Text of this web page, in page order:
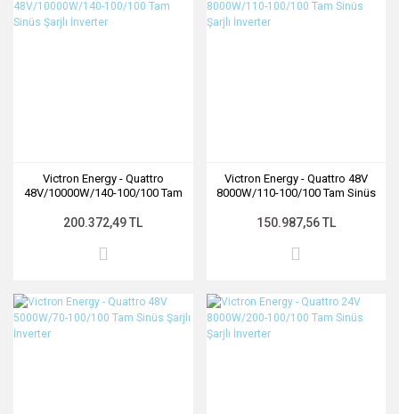
Victron Energy - Quattro
48V/10000W/140-100/100 Tam
200.372,49 TL
Victron Energy - Quattro 48V
8000W/110-100/100 Tam Sinüs
150.987,56 TL